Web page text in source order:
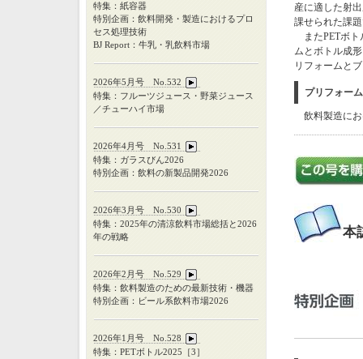
産に適した射
課せられた課
またPETボト
ムとボトル成
リフォームと
プリフォー
飲料製造にお
本
特集：紙容器
特別企画：飲料開発・製造におけるプロ
セス処理技術
BJ Report：牛乳・乳飲料市場
2026年5月号 No.532
特集：フルーツジュース・野菜ジュース
／チューハイ市場
2026年4月号 No.531
特集：ガラスびん2026
特別企画：飲料の新製品開発2026
2026年3月号 No.530
特集：2025年の清涼飲料市場総括と2026
年の戦略
2026年2月号 No.529
特集：飲料製造のための最新技術・機器
特別企画：ビール系飲料市場2026
2026年1月号 No.528
特集：PETボトル2025［3］